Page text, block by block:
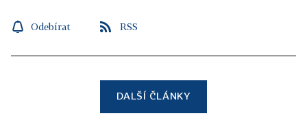
Odebírat RSS
DALŠÍ ČLÁNKY